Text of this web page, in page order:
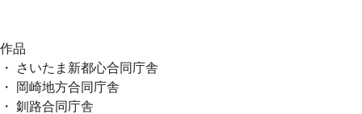
作品
・ さいたま新都心合同庁舎
・ 岡崎地方合同庁舎
・ 釧路合同庁舎